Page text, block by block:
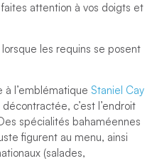
attention à vos doigts et
les requins se posent
à l’emblématique Staniel Cay
c’est l’endroit
spécialités bahaméennes
figurent au menu, ainsi
(salades,